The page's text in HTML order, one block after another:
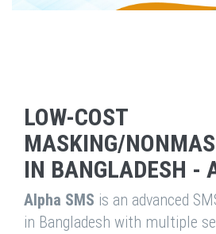
LOW-COST
MASKING/
IN BANGLADESH -
Alpha SMS is an advanced
in Bangladesh with multiple